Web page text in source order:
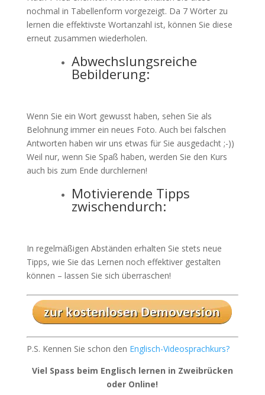
nochmal in Tabellenform vorgezeigt. Da 7 Wörter zu
lernen die effektivste Wortanzahl ist, können Sie diese
erneut zusammen wiederholen.
Abwechslungsreiche
Bebilderung:
Wenn Sie ein Wort gewusst haben, sehen Sie als
Belohnung immer ein neues Foto. Auch bei falschen
Antworten haben wir uns etwas für Sie ausgedacht ;-))
Weil nur, wenn Sie Spaß haben, werden Sie den Kurs
auch bis zum Ende durchlernen!
Motivierende Tipps
zwischendurch:
In regelmäßigen Abständen erhalten Sie stets neue
Tipps, wie Sie das Lernen noch effektiver gestalten
können – lassen Sie sich überraschen!
P.S. Kennen Sie schon den Englisch-Videosprachkurs?
Viel Spass beim Englisch lernen in Zweibrücken
oder Online!